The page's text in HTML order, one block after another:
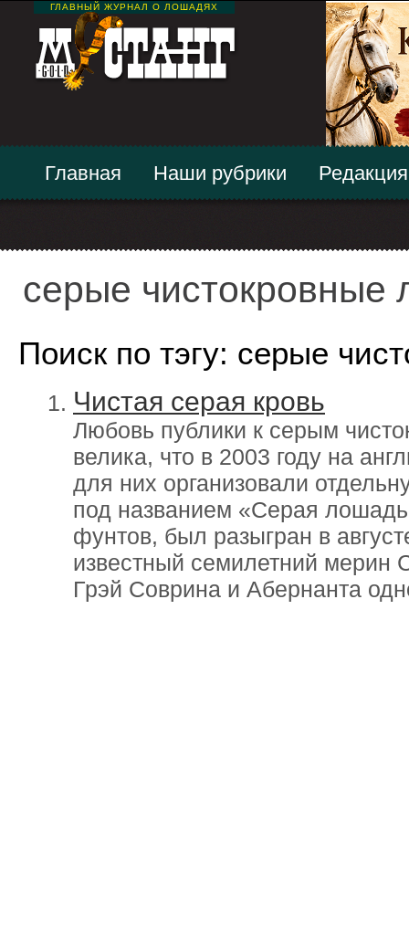
ГЛАВНЫЙ ЖУРНАЛ О ЛОШАДЯХ
Главная Наши рубрики Редакция
серые чистокровные
Поиск по тэгу: серые
Чистая серая кровь
Любовь публики к серым
велика, что в 2003 году на
для них организовали
под названием «Серая
фунтов, был разыгран в
известный семилетний мерин
Грэй Соврина и Абернанта